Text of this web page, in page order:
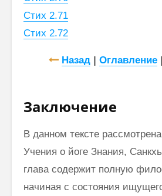
Стих 2.71
Стих 2.72
Назад| Оглавление|
Заключение
В данном тексте
Учения о йоге Знания,
глава содержит полную
начиная с состояния